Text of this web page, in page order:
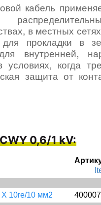
кабель
в местных
для прокладки в
внутренней,
когда
защита от
0,6/1 kV:
X 10re/10 мм2